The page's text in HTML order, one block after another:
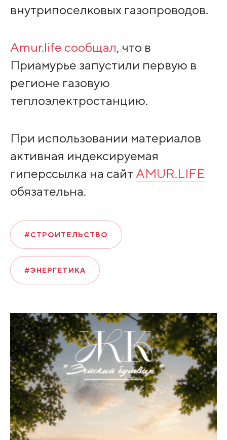
внутрипоселковых газопроводов.
Amur.life сообщал, что в
Приамурье запустили первую в
регионе газовую
теплоэлектростанцию.
При использовании материалов
активная индексируемая
гиперссылка на сайт AMUR.LIFE
обязательна.
#СТРОИТЕЛЬСТВО
#ЭНЕРГЕТИКА